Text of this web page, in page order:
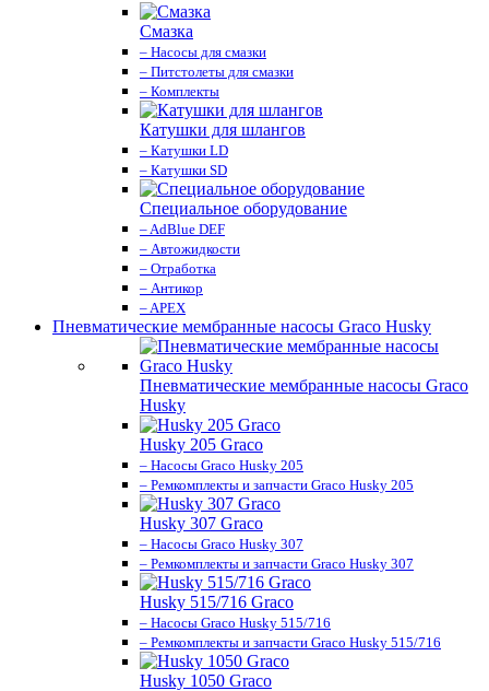
Смазка
– Насосы для смазки
– Питстолеты для смазки
– Комплекты
Катушки для шлангов
– Катушки LD
– Катушки SD
Специальное оборудование
– AdBlue DEF
– Автожидкости
– Отработка
– Антикор
– APEX
Пневматические мембранные насосы Graco Husky
Пневматические мембранные насосы Graco
Husky
Husky 205 Graco
– Насосы Graco Husky 205
– Ремкомплекты и запчасти Graco Husky 205
Husky 307 Graco
– Насосы Graco Husky 307
– Ремкомплекты и запчасти Graco Husky 307
Husky 515/716 Graco
– Насосы Graco Husky 515/716
– Ремкомплекты и запчасти Graco Husky 515/716
Husky 1050 Graco